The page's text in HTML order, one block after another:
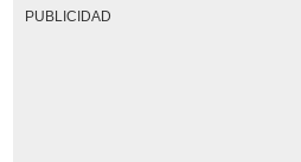
PUBLICIDAD